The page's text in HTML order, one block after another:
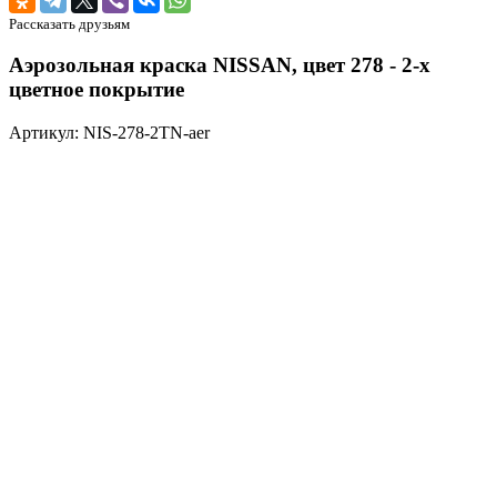
Рассказать друзьям
Аэрозольная краска NISSAN, цвет 278 - 2-х
цветное покрытие
Артикул: NIS-278-2TN-aer